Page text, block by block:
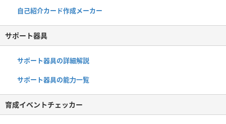
自己紹介カード作成メーカー
サポート器具
サポート器具の詳細解説
サポート器具の能力一覧
育成イベントチェッカー